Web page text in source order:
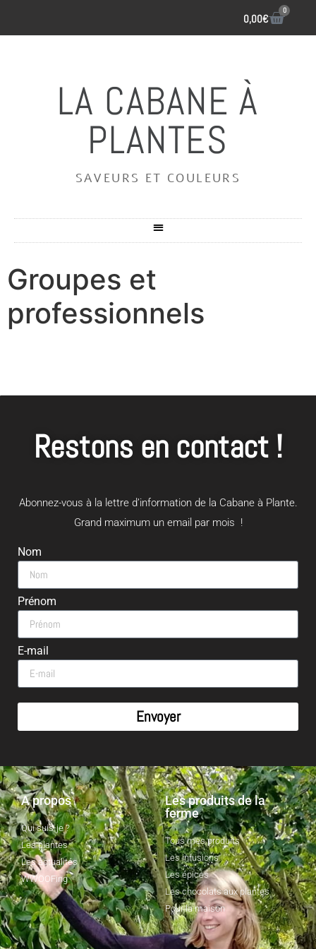
0,00€
0
LA CABANE À
PLANTES
SAVEURS ET COULEURS
Groupes et
professionnels
Restons en contact !
Abonnez-vous à la lettre d’information de la Cabane à Plante.
Grand maximum un email par mois !
Nom
Prénom
E-mail
Envoyer
A propos
Qui suis-je ?
Les plantes
Les actualités
WWOOFing
Les produits de la
ferme
Tous mes produits
Les infusions
Les épices
Les chocolats aux plantes
Pour la maison